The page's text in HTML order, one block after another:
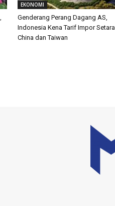
EKONOMI
Genderang Perang Dagang AS,
Indonesia Kena Tarif Impor Setara
China dan Taiwan